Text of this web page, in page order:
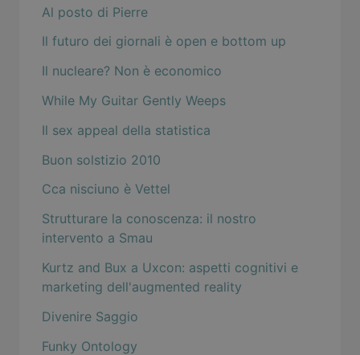
Al posto di Pierre
Il futuro dei giornali è open e bottom up
Il nucleare? Non è economico
While My Guitar Gently Weeps
Il sex appeal della statistica
Buon solstizio 2010
Cca nisciuno è Vettel
Strutturare la conoscenza: il nostro
intervento a Smau
Kurtz and Bux a Uxcon: aspetti cognitivi e
marketing dell'augmented reality
Divenire Saggio
Funky Ontology